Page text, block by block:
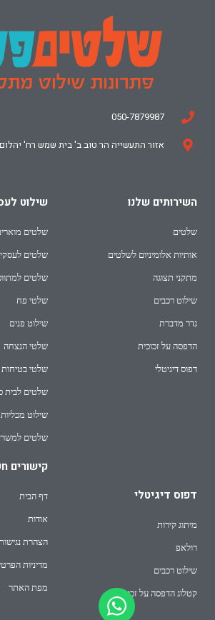
050-7879987
אזור התעשייה הר טוב ב' בית שמש רח' יהלום
השירותים שלנו
שלטים
אותיות אלומיניום לשלטים
מתקני תצוגה
שילוט רכבים
גדר מדברת
הדפסה על זכוכית
דפוס דיגיטלי
שילוט
שלטים
שלטים
שלטים
שלטי פח
שילוט פנים
שלטי הנצחה
שלטי בטיחות
שלטים לבית
שילוט מכליות
שלטים
דפוס דיגיטלי
מיתוג קירות
רולאפ
שילוט רכבים
קטלוג הדפסה על זכוכית
קישורים
דף הבית
אודות
הצהרת
מדיניות
מפת האתר